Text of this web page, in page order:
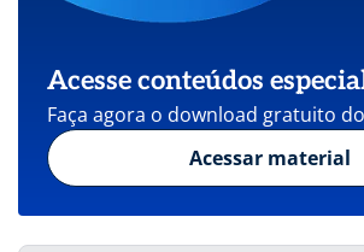
Acesse conteúdos
Faça agora o download gratuito
Acessar material